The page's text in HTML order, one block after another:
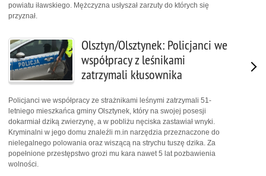
powiatu iławskiego. Mężczyzna usłyszał zarzuty do których się
przyznał.
Olsztyn/Olsztynek: Policjanci we
współpracy z leśnikami
zatrzymali kłusownika
Policjanci we współpracy ze strażnikami leśnymi zatrzymali 51-
letniego mieszkańca gminy Olsztynek, który na swojej posesji
dokarmiał dziką zwierzynę, a w pobliżu nęciska zastawiał wnyki.
Kryminalni w jego domu znaleźli m.in narzędzia przeznaczone do
nielegalnego polowania oraz wiszącą na strychu tuszę dzika. Za
popełnione przestępstwo grozi mu kara nawet 5 lat pozbawienia
wolności.